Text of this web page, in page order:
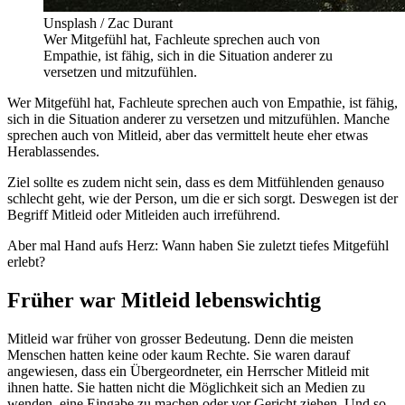
Unsplash / Zac Durant
Wer Mitgefühl hat, Fachleute sprechen auch von
Empathie, ist fähig, sich in die Situation anderer zu
versetzen und mitzufühlen.
Wer Mitgefühl hat, Fachleute sprechen auch von Empathie, ist fähig,
sich in die Situation anderer zu versetzen und mitzufühlen. Manche
sprechen auch von Mitleid, aber das vermittelt heute eher etwas
Herablassendes.
Ziel sollte es zudem nicht sein, dass es dem Mitfühlenden genauso
schlecht geht, wie der Person, um die er sich sorgt. Deswegen ist der
Begriff Mitleid oder Mitleiden auch irreführend.
Aber mal Hand aufs Herz: Wann haben Sie zuletzt tiefes Mitgefühl
erlebt?
Früher war Mitleid lebenswichtig
Mitleid war früher von grosser Bedeutung. Denn die meisten
Menschen hatten keine oder kaum Rechte. Sie waren darauf
angewiesen, dass ein Übergeordneter, ein Herrscher Mitleid mit
ihnen hatte. Sie hatten nicht die Möglichkeit sich an Medien zu